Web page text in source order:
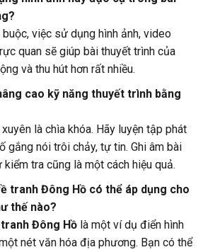
việc sử dụng hình ảnh, video
quan sẽ giúp bài thuyết trình của
và thu hút hơn rất nhiều.
cao kỹ năng thuyết trình bằng
là chìa khóa. Hãy luyện tập phát
gắng nói trôi chảy, tự tin. Ghi âm bài
tra cũng là một cách hiệu quả.
tranh Đông Hồ có thể áp dụng cho
thế nào?
tranh Đông Hồlà một ví dụ điển hình
nét văn hóa địa phương. Bạn có thể